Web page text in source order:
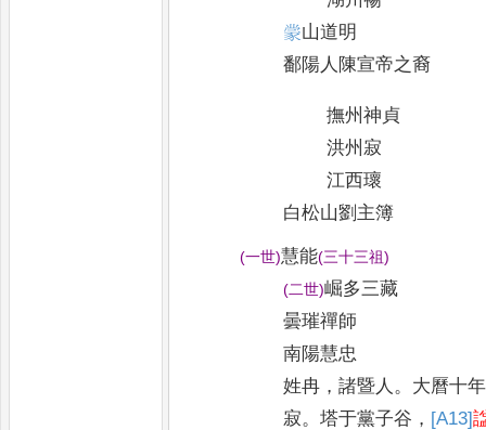
𫎇山道明
鄱陽人陳宣帝之裔
撫州神貞
洪州寂
江西瓌
白松山劉主簿
(一世)慧能(三十三祖)
(二世)崛多三藏
曇璀禪師
南陽慧忠
姓冉 ，諸暨人 。 大曆十
寂。塔于黨子谷 ， [A13]